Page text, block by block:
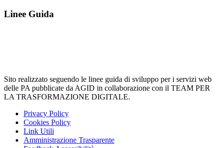
Linee Guida
Sito realizzato seguendo le linee guida di sviluppo per i servizi web
delle PA pubblicate da AGID in collaborazione con il TEAM PER
LA TRASFORMAZIONE DIGITALE.
Privacy Policy
Cookies Policy
Link Utili
Amministrazione Trasparente